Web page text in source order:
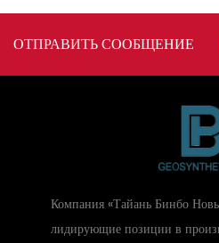
ОТПРАВИТЬ СООБЩЕНИЕ
Компания «Тайань Бинбо
лидирующие позиции в